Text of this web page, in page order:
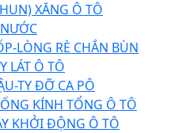
XĂNG Ô TÔ
LÒNG RÈ CHẮN BÙN
LÁT Ô TÔ
TY ĐỠ CA PÔ
KÍNH TỔNG Ô TÔ
KHỞI ĐỘNG Ô TÔ